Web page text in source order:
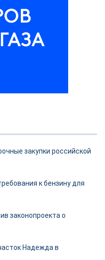
закупки российской
к бензину для
законопроекта о
Надежда в